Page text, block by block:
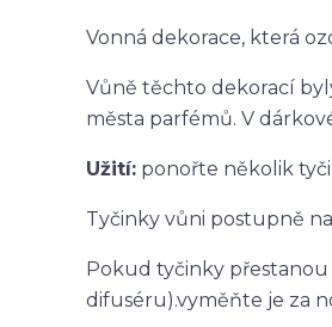
Vonná dekorace, která
Vůně těchto dekorací
města parfémů. V
Užití: ponořte několik
Tyčinky vůni postupně
Pokud tyčinky přestanou
difuséru).vyměňte je za